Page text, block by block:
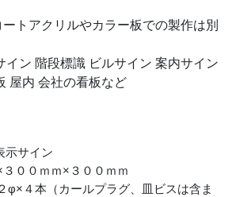
トアクリルやカラー板での製作は別
イン 階段標識 ビルサイン 案内サイン
屋内 会社の看板など
示サイン
００ｍｍ×３００ｍｍ
φ×４本（カールプラグ、皿ビスは含ま